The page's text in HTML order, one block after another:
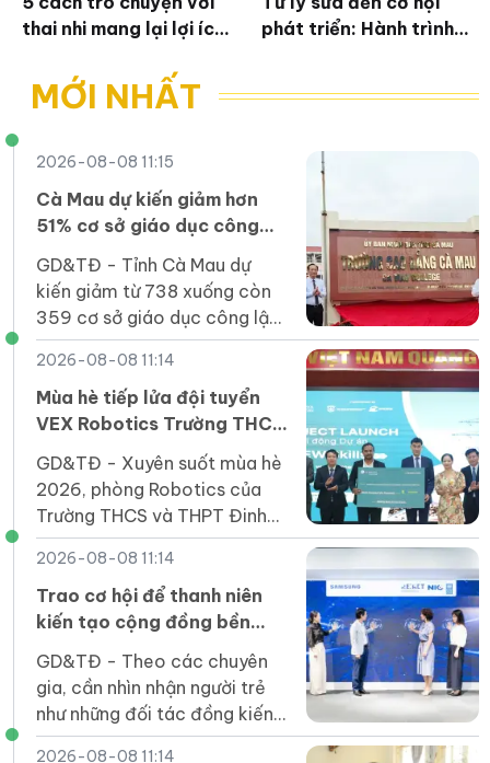
thai nhi mang lại lợi ích
phát triển: Hành trình
MỚI NHẤT
2026-08-08 11:15
Cà Mau dự kiến giảm hơn
51% cơ sở giáo dục công
lập sau sắp xếp
GD&TĐ - Tỉnh Cà Mau dự
kiến giảm từ 738 xuống còn
359 cơ sở giáo dục công lập
(giảm 379 đầu mối) trước
năm học mới; tỷ lệ giảm trên
51%.
2026-08-08 11:14
Mùa hè tiếp lửa đội tuyển
VEX Robotics Trường THCS
và THPT Đinh Thiện Lý
GD&TĐ - ​​Xuyên suốt mùa hè
2026, phòng Robotics của
Trường THCS và THPT Đinh
Thiện Lý (LSTS) luôn sôi nổi
trong không khí học tập và
sáng tạo.
2026-08-08 11:14
Trao cơ hội để thanh niên
kiến tạo cộng đồng bền
GD&TĐ - Theo các chuyên
gia, cần nhìn nhận người trẻ
như những đối tác đồng kiến
tạo, trực tiếp tham gia giải
2026-08-08 11:14